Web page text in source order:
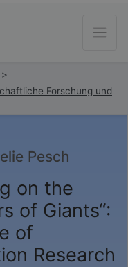
>
Forschung und
Pesch
on the
of Giants“:
of
Research